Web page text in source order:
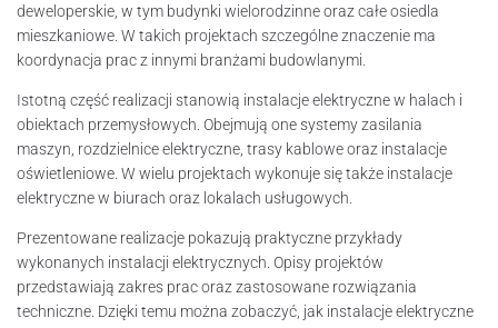
deweloperskie, w tym budynki wielorodzinne oraz całe osiedla
mieszkaniowe. W takich projektach szczególne znaczenie ma
koordynacja prac z innymi branżami budowlanymi.
Istotną część realizacji stanowią instalacje elektryczne w halach i
obiektach przemysłowych. Obejmują one systemy zasilania
maszyn, rozdzielnice elektryczne, trasy kablowe oraz instalacje
oświetleniowe. W wielu projektach wykonuje się także instalacje
elektryczne w biurach oraz lokalach usługowych.
Prezentowane realizacje pokazują praktyczne przykłady
wykonanych instalacji elektrycznych. Opisy projektów
przedstawiają zakres prac oraz zastosowane rozwiązania
techniczne. Dzięki temu można zobaczyć, jak instalacje elektryczne